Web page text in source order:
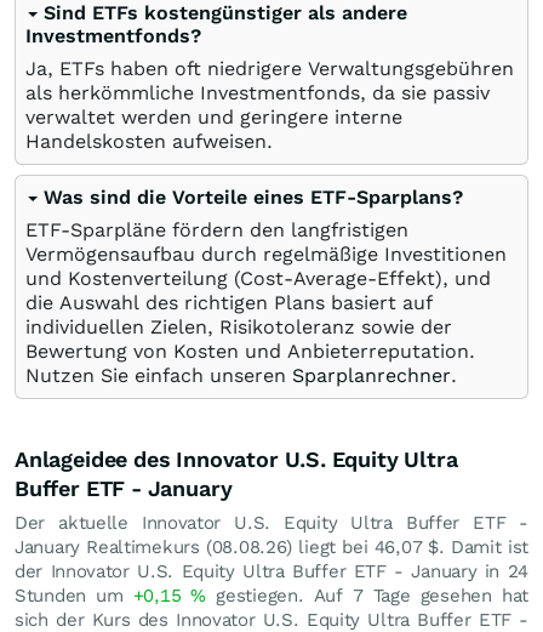
Sind ETFs kostengünstiger als andere
Investmentfonds?
Ja, ETFs haben oft niedrigere Verwaltungsgebühren
als herkömmliche Investmentfonds, da sie passiv
verwaltet werden und geringere interne
Handelskosten aufweisen.
Was sind die Vorteile eines ETF-Sparplans?
ETF-Sparpläne fördern den langfristigen
Vermögensaufbau durch regelmäßige Investitionen
und Kostenverteilung (Cost-Average-Effekt), und
die Auswahl des richtigen Plans basiert auf
individuellen Zielen, Risikotoleranz sowie der
Bewertung von Kosten und Anbieterreputation.
Nutzen Sie einfach unseren Sparplanrechner.
Anlageidee des Innovator U.S. Equity Ultra
Buffer ETF - January
Der aktuelle Innovator U.S. Equity Ultra Buffer ETF -
January Realtimekurs (08.08.26) liegt bei 46,07 $. Damit ist
der Innovator U.S. Equity Ultra Buffer ETF - January in 24
Stunden um +0,15% gestiegen. Auf 7 Tage gesehen hat
sich der Kurs des Innovator U.S. Equity Ultra Buffer ETF -